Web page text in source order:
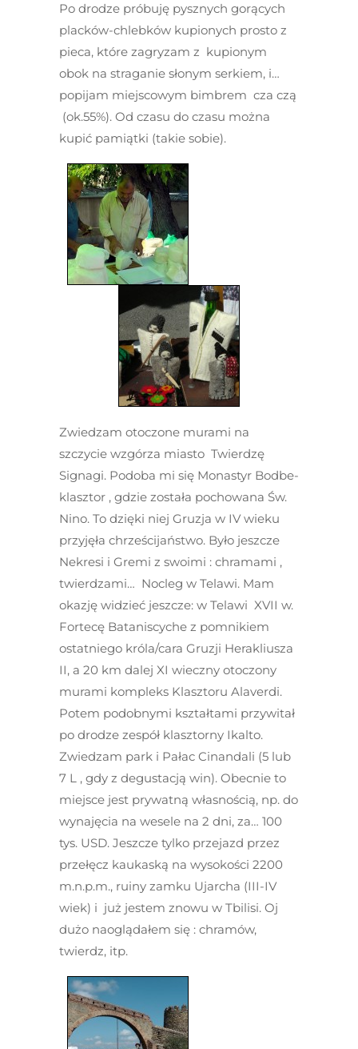
Po drodze próbuję pysznych gorących
placków-chlebków kupionych prosto z
pieca, które zagryzam z kupionym
obok na straganie słonym serkiem, i…
popijam miejscowym bimbrem cza czą
(ok.55%). Od czasu do czasu można
kupić pamiątki (takie sobie).
Zwiedzam otoczone murami na
szczycie wzgórza miasto Twierdzę
Signagi. Podoba mi się Monastyr Bodbe-
klasztor , gdzie została pochowana Św.
Nino. To dzięki niej Gruzja w IV wieku
przyjęła chrześcijaństwo. Było jeszcze
Nekresi i Gremi z swoimi : chramami ,
twierdzami… Nocleg w Telawi. Mam
okazję widzieć jeszcze: w Telawi XVII w.
Fortecę Bataniscyche z pomnikiem
ostatniego króla/cara Gruzji Herakliusza
II, a 20 km dalej XI wieczny otoczony
murami kompleks Klasztoru Alaverdi.
Potem podobnymi kształtami przywitał
po drodze zespół klasztorny Ikalto.
Zwiedzam park i Pałac Cinandali (5 lub
7 L , gdy z degustacją win). Obecnie to
miejsce jest prywatną własnością, np. do
wynajęcia na wesele na 2 dni, za… 100
tys. USD. Jeszcze tylko przejazd przez
przełęcz kaukaską na wysokości 2200
m.n.p.m., ruiny zamku Ujarcha (III-IV
wiek) i już jestem znowu w Tbilisi. Oj
dużo naoglądałem się : chramów,
twierdz, itp.